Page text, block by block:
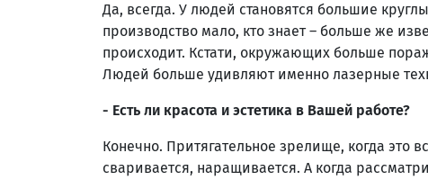
Да, всегда. У людей становятся большие
производство мало, кто знает – больше же
происходит. Кстати, окружающих больше
Людей больше удивляют именно лазерные
- Есть ли красота и эстетика в Вашей работе?
Конечно. Притягательное зрелище, когда это
сваривается, наращивается. А когда